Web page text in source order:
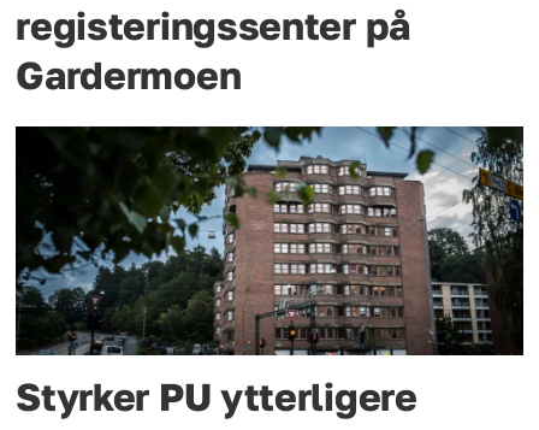
registeringssenter på
Gardermoen
Styrker PU ytterligere